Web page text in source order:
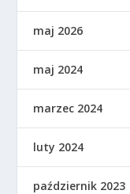
maj 2026
maj 2024
marzec 2024
luty 2024
październik 2023